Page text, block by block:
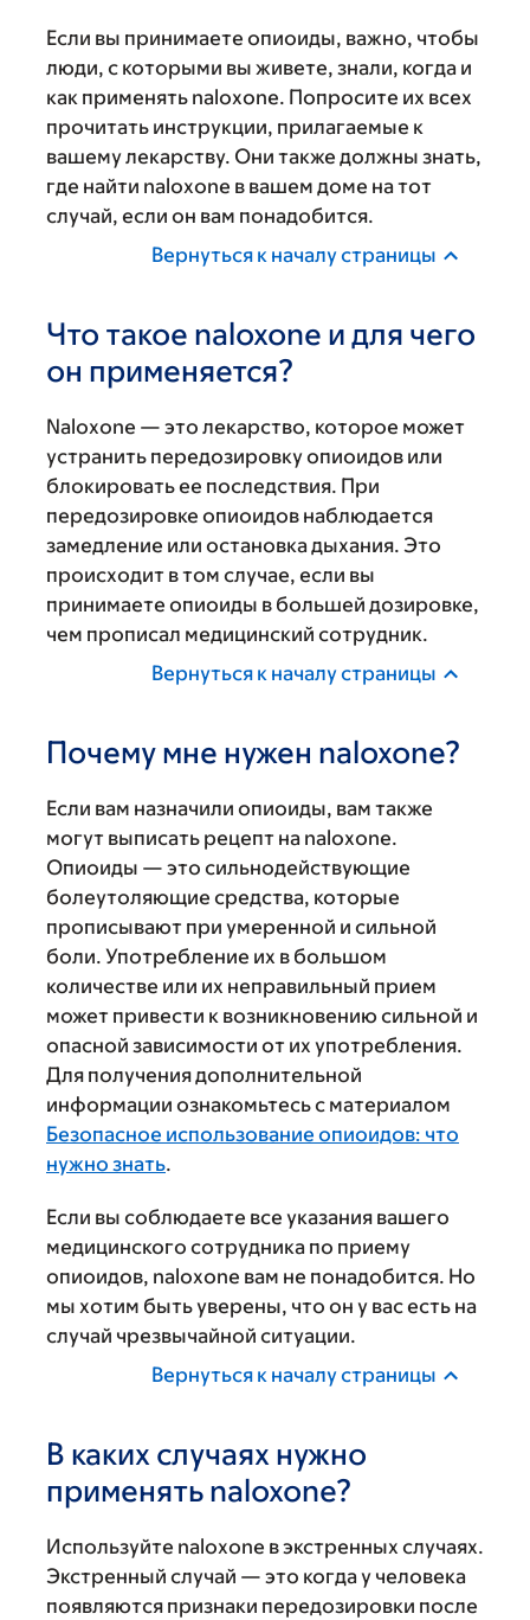
Если вы принимаете опиоиды, важно, чтобы
люди, с которыми вы живете, знали, когда и
как применять naloxone. Попросите их всех
прочитать инструкции, прилагаемые к
вашему лекарству. Они также должны знать,
где найти naloxone в вашем доме на тот
случай, если он вам понадобится.
Вернуться к началу страницы
Что такое naloxone и для чего
он применяется?
Naloxone — это лекарство, которое может
устранить передозировку опиоидов или
блокировать ее последствия. При
передозировке опиоидов наблюдается
замедление или остановка дыхания. Это
происходит в том случае, если вы
принимаете опиоиды в большей дозировке,
чем прописал медицинский сотрудник.
Вернуться к началу страницы
Почему мне нужен naloxone?
Если вам назначили опиоиды, вам также
могут выписать рецепт на naloxone.
Опиоиды — это сильнодействующие
болеутоляющие средства, которые
прописывают при умеренной и сильной
боли. Употребление их в большом
количестве или их неправильный прием
может привести к возникновению сильной и
опасной зависимости от их употребления.
Для получения дополнительной
информации ознакомьтесь с материалом
Безопасное использование опиоидов: что
нужно знать.
Если вы соблюдаете все указания вашего
медицинского сотрудника по приему
опиоидов, naloxone вам не понадобится. Но
мы хотим быть уверены, что он у вас есть на
случай чрезвычайной ситуации.
Вернуться к началу страницы
В каких случаях нужно
применять naloxone?
Используйте naloxone в экстренных случаях.
Экстренный случай — это когда у человека
появляются признаки передозировки после